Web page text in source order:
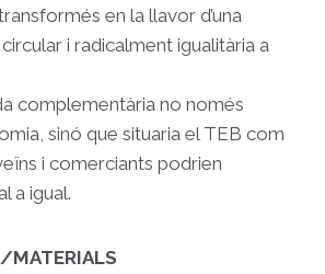
en la llavor d’una
i radicalment igualitària a
complementària no només
sinó que situaria el TEB com
i comerciants podrien
a igual.
MATERIALS